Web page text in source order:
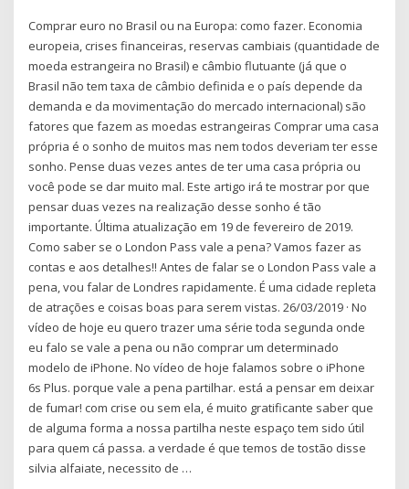
Comprar euro no Brasil ou na Europa: como fazer. Economia
europeia, crises financeiras, reservas cambiais (quantidade de
moeda estrangeira no Brasil) e câmbio flutuante (já que o
Brasil não tem taxa de câmbio definida e o país depende da
demanda e da movimentação do mercado internacional) são
fatores que fazem as moedas estrangeiras Comprar uma casa
própria é o sonho de muitos mas nem todos deveriam ter esse
sonho. Pense duas vezes antes de ter uma casa própria ou
você pode se dar muito mal. Este artigo irá te mostrar por que
pensar duas vezes na realização desse sonho é tão
importante. Última atualização em 19 de fevereiro de 2019.
Como saber se o London Pass vale a pena? Vamos fazer as
contas e aos detalhes!! Antes de falar se o London Pass vale a
pena, vou falar de Londres rapidamente. É uma cidade repleta
de atrações e coisas boas para serem vistas. 26/03/2019 · No
vídeo de hoje eu quero trazer uma série toda segunda onde
eu falo se vale a pena ou não comprar um determinado
modelo de iPhone. No vídeo de hoje falamos sobre o iPhone
6s Plus. porque vale a pena partilhar. está a pensar em deixar
de fumar! com crise ou sem ela, é muito gratificante saber que
de alguma forma a nossa partilha neste espaço tem sido útil
para quem cá passa. a verdade é que temos de tostão disse
silvia alfaiate, necessito de …